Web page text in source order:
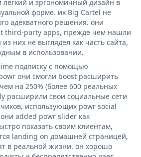
легкий и эргономичный дизайн в
форме. их Big Cartel не
адекватного решения. они
third-party apps, прежде чем нашли
них не выглядел как часть сайта,
в использовании.
подписку с помощью
они смогли boost расширить
на 250% (более 600 реальных
расширили свои социальные сети
использующих powr social
added powr slider как
показать своим клиентам,
landing on домашней страницей,
в реальной жизни. он хорошо